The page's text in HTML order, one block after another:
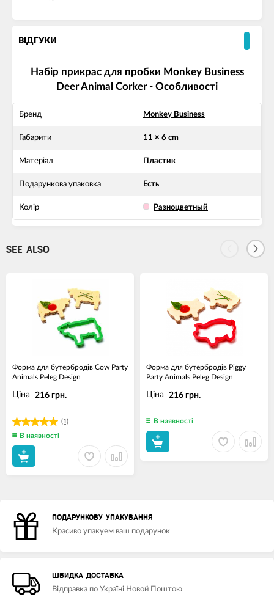
ВІДГУКИ
Набір прикрас для пробки Monkey Business
Deer Animal Corker - Особливості
Бренд Monkey Business
Габарити 11 × 6 cm
Матеріал Пластик
Подарункова упаковка Есть
Колір Разноцветный
SEE ALSO
Форма для бутербродів Cow Party
Animals Peleg Design
(1)
Ціна 216 грн.
В наявності
Форма для бутербродів Piggy
Party Animals Peleg Design
Ціна 216 грн.
В наявності
ПОДАРУНКОВУ УПАКУВАННЯ
Красиво упакуем ваш подарунок
ШВИДКА ДОСТАВКА
Відправка по Україні Новой Поштою